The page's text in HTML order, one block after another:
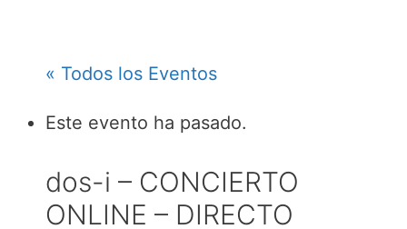
« Todos los Eventos
Este evento ha pasado.
dos-i – CONCIERTO
ONLINE – DIRECTO